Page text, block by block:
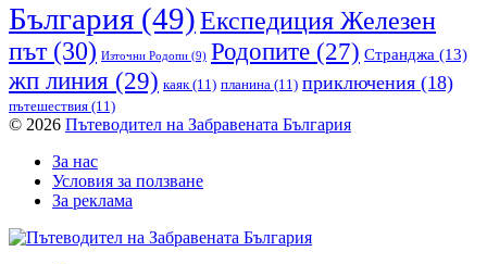
България (49)Експедиция Железен
път(30) Източни Родопи (9) Родопите (27) Странджа (13)
жп линия (29) каяк(11) планина (11) приключения (18)
пътешествия (11)
© 2026 Пътеводител на Забравената България
За нас
Условия за ползване
За реклама